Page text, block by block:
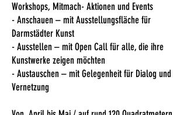
Workshops, Mitmach- Aktionen und Events
- Anschauen – mit Ausstellungsfläche für
Darmstädter Kunst
- Ausstellen – mit Open Call für alle, die ihre
Kunstwerke zeigen möchten
- Austauschen – mit Gelegenheit für Dialog und
Vernetzung